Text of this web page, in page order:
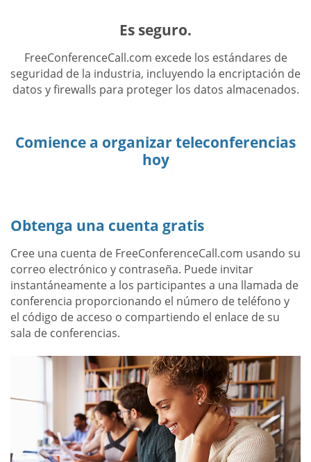
Es seguro.
FreeConferenceCall.com excede los estándares de
seguridad de la industria, incluyendo la encriptación de
datos y firewalls para proteger los datos almacenados.
Comience a organizar teleconferencias
hoy
Obtenga una cuenta gratis
Cree una cuenta de FreeConferenceCall.com usando su
correo electrónico y contraseña. Puede invitar
instantáneamente a los participantes a una llamada de
conferencia proporcionando el número de teléfono y
el código de acceso o compartiendo el enlace de su
sala de conferencias.